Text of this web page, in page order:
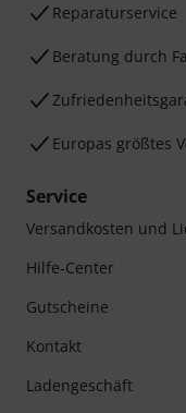
Reparaturservice
Beratung durch
Europas größtes
Service
Versandkosten und
Hilfe-Center
Gutscheine
Kontakt
Ladengeschäft